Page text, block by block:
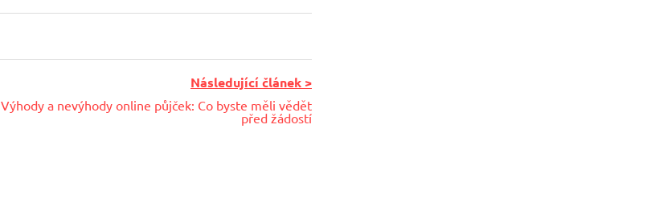
Následující článek >
Výhody a nevýhody online půjček: Co byste měli vědět
před žádostí